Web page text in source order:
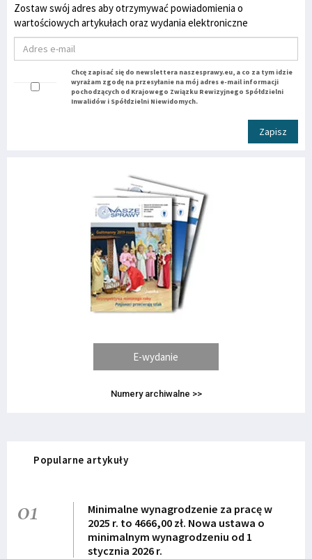
Zostaw swój adres aby otrzymywać powiadomienia o
wartościowych artykułach oraz wydania elektroniczne
Chcę zapisać się do newslettera naszesprawy.eu, a co za tym idzie
wyrażam zgodę na przesyłanie na mój adres e-mail informacji
pochodzących od Krajowego Związku Rewizyjnego Spółdzielni
Inwalidów i Spółdzielni Niewidomych.
Zapisz
E-wydanie
Numery archiwalne >>
Popularne artykuły
01
Minimalne wynagrodzenie za pracę w
2025 r. to 4666,00 zł. Nowa ustawa o
minimalnym wynagrodzeniu od 1
stycznia 2026 r.